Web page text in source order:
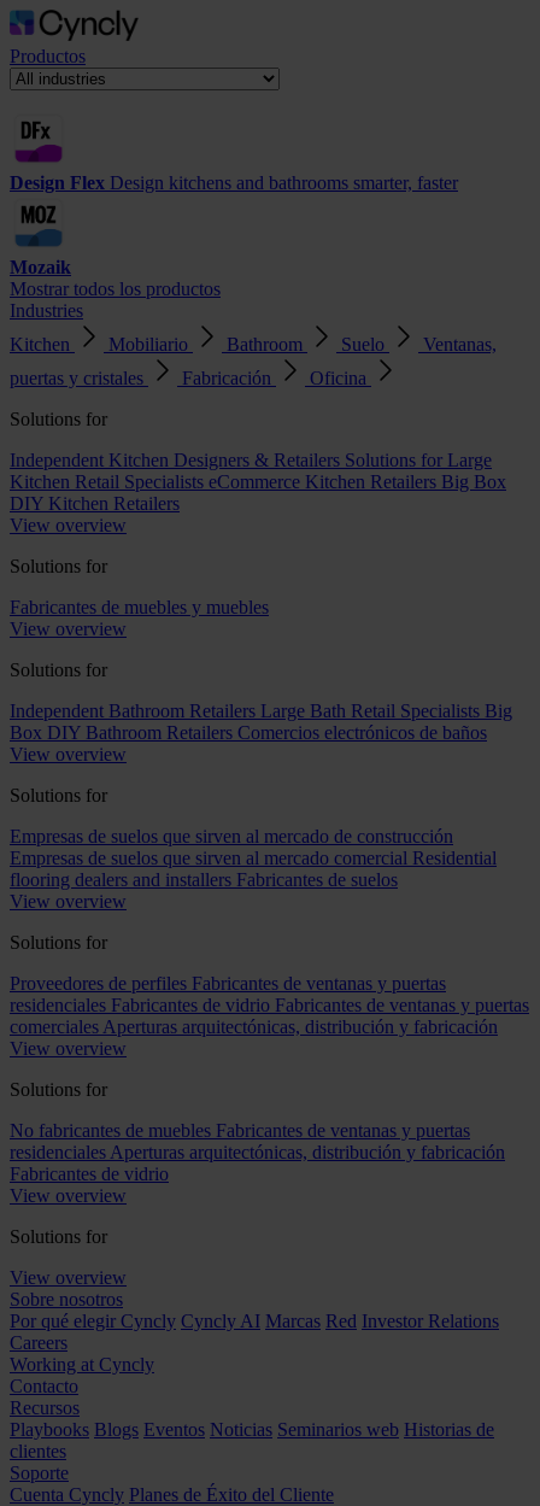
Productos
Design Flex Design kitchens and bathrooms smarter, faster
Mozaik
Mostrar todos los productos
Industries
Kitchen
Mobiliario Bathroom Suelo
Ventanas,
puertas y cristales
Fabricación
Oficina
Solutions for
Independent Kitchen Designers & Retailers Solutions for Large
Kitchen Retail Specialists eCommerce Kitchen Retailers Big Box
DIY Kitchen Retailers
View overview
Solutions for
Fabricantes de muebles y muebles
View overview
Solutions for
Independent Bathroom Retailers Large Bath Retail Specialists Big
Box DIY Bathroom Retailers Comercios electrónicos de baños
View overview
Solutions for
Empresas de suelos que sirven al mercado de construcción
Empresas de suelos que sirven al mercado comercial Residential
flooring dealers and installers Fabricantes de suelos
View overview
Solutions for
Proveedores de perfiles Fabricantes de ventanas y puertas
residenciales Fabricantes de vidrio Fabricantes de ventanas y puertas
comerciales Aperturas arquitectónicas, distribución y fabricación
View overview
Solutions for
No fabricantes de muebles Fabricantes de ventanas y puertas
residenciales Aperturas arquitectónicas, distribución y fabricación
Fabricantes de vidrio
View overview
Solutions for
View overview
Sobre nosotros
Por qué elegir Cyncly Cyncly AI Marcas Red Investor Relations
Careers
Working at Cyncly
Contacto
Recursos
Playbooks Blogs Eventos Noticias Seminarios web Historias de
clientes
Soporte
Cuenta Cyncly Planes de Éxito del Cliente